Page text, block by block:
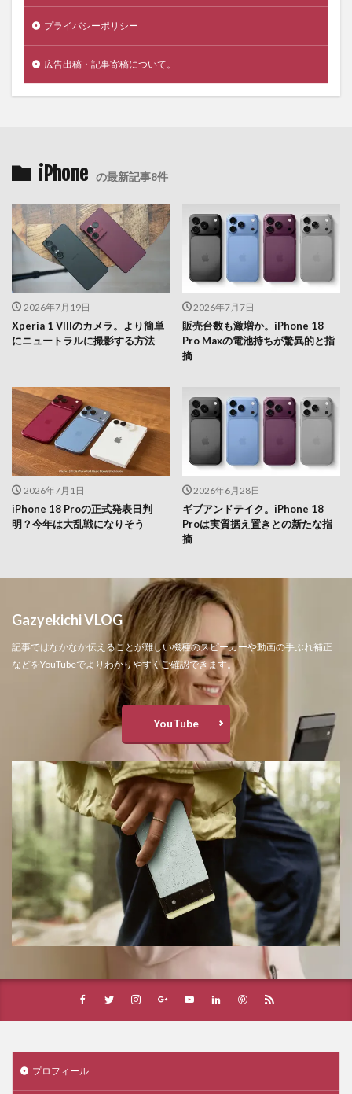
プライバシーポリシー
広告出稿・記事寄稿について。
iPhone の最新記事8件
2026年7月19日
Xperia 1 VIIIのカメラ。より簡単
にニュートラルに撮影する方法
2026年7月7日
販売台数も激増か。iPhone 18
Pro Maxの電池持ちが驚異的と指
摘
2026年7月1日
iPhone 18 Proの正式発表日判
明？今年は大乱戦になりそう
2026年6月28日
ギブアンドテイク。iPhone 18
Proは実質据え置きとの新たな指
摘
Gazyekichi VLOG
記事ではなかなか伝えることが難しい機種のスピーカーや動画の手ぶれ補正
などをYouTubeでよりわかりやすくご確認できます。
YouTube
プロフィール